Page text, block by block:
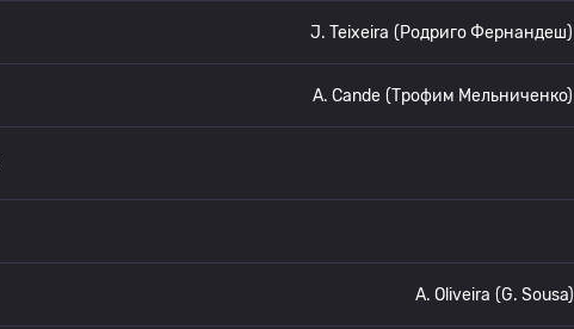
(Родриго Фернандеш)
J. Teixeira
(Трофим Мельниченко)
A. Cande
(G. Sousa)
A. Oliveira